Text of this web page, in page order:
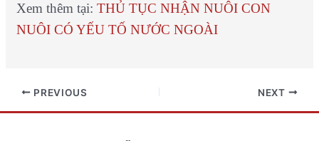
Xem thêm tại: THỦ TỤC NHẬN NUÔI CON
NUÔI CÓ YẾU TỐ NƯỚC NGOÀI
PREVIOUS NEXT